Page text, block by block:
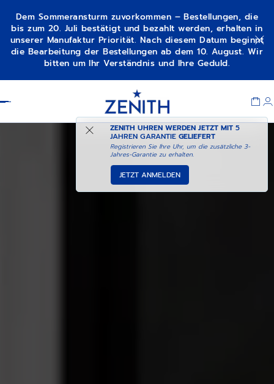
Dem Sommeransturm zuvorkommen – Bestellungen, die
bis zum 20. Juli bestätigt und bezahlt werden, erhalten in
unserer Manufaktur Priorität. Nach diesem Datum beginnt
die Bearbeitung der Bestellungen ab dem 10. August. Wir
bitten um Ihr Verständnis und Ihre Geduld.
ZENITH UHREN WERDEN JETZT MIT5
JAHREN GARANTIE GELIEFERT
Registrieren Sie Ihre Uhr, um die zusätzliche 3-
Jahres-Garantie zu erhalten.
JETZT ANMELDEN